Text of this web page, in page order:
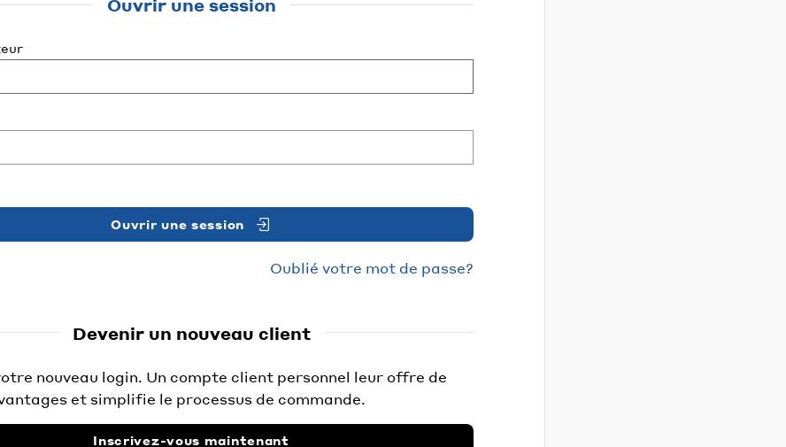
Ouvrir une session
Ouvrir une session
Oublié votre mot de passe?
Devenir un nouveau client
nouveau login. Un compte client personnel leur offre de
et simplifie le processus de commande.
Inscrivez-vous maintenant